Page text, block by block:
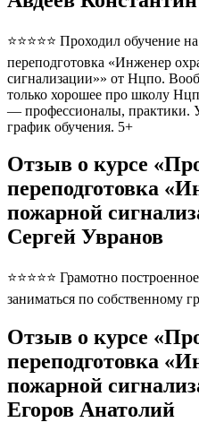
⭐⭐⭐⭐⭐ Проходил обучение
переподготовка «Инженер
сигнализации»» от Нцпо.
только хорошее про школу
— профессионалы, практики.
график обучения. 5+
Отзыв о курсе
переподготовка
пожарной
Сергей Увранов
⭐⭐⭐⭐⭐ Грамотно
заниматься по собственному
Отзыв о курсе
переподготовка
пожарной
Егоров Анатолий